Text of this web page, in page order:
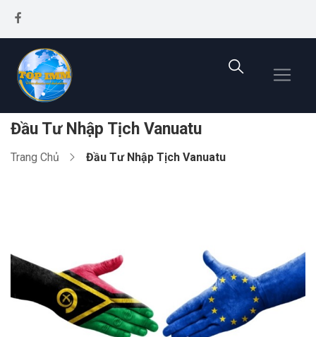
Đầu Tư Nhập Tịch Vanuatu
Trang Chủ Đầu Tư Nhập Tịch Vanuatu